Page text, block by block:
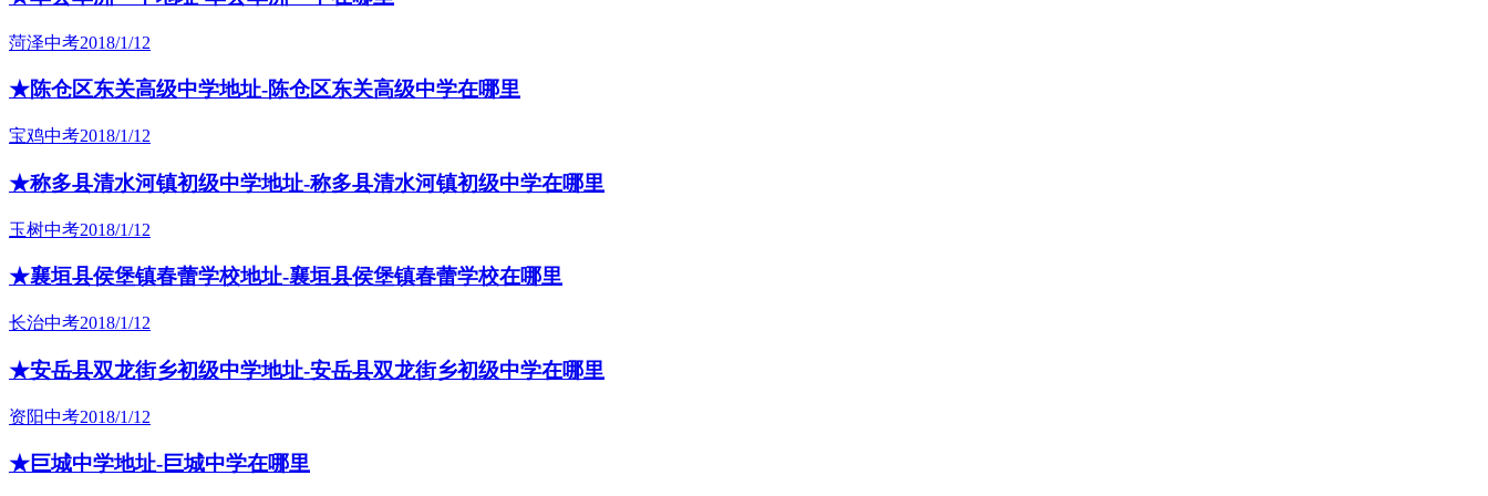
菏泽中考2018/1/12
★陈仓区东关高级中学地址-陈仓区东关高级中学在哪里
宝鸡中考2018/1/12
★称多县清水河镇初级中学地址-称多县清水河镇初级中学在哪里
玉树中考2018/1/12
★襄垣县侯堡镇春蕾学校地址-襄垣县侯堡镇春蕾学校在哪里
长治中考2018/1/12
★安岳县双龙街乡初级中学地址-安岳县双龙街乡初级中学在哪里
资阳中考2018/1/12
★巨城中学地址-巨城中学在哪里